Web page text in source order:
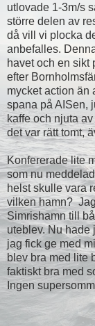
utlovade 1-3m/s
större delen av
då vill vi plocka
anbefalles.
havet och en sikt
efter
mycket action än
spana på AISen,
kaffe och njuta
det var rätt tomt,
Konfererade lite
som nu
helst skulle vara
vilken hamn?
Simrishamn till
uteblev. Nu hade
jag fick ge med
blev bra med lite
faktiskt bra med
Ingen